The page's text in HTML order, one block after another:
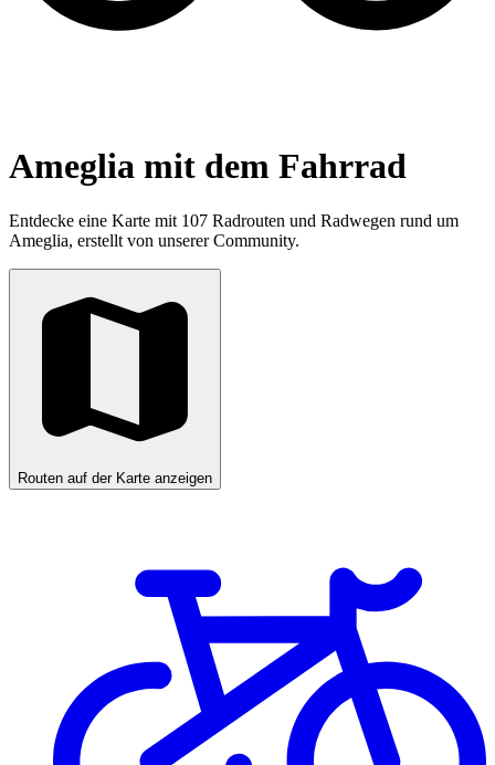
Ameglia mit dem Fahrrad
Entdecke eine Karte mit 107 Radrouten und Radwegen rund um
Ameglia, erstellt von unserer Community.
Routen auf der Karte anzeigen